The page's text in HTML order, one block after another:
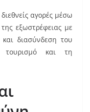
αγορές μέσω
εξωστρέφειας με
και διασύνδεση του
και τη